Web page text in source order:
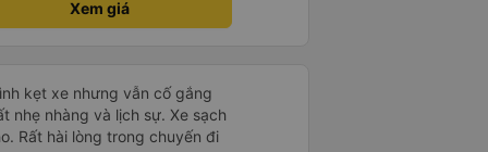
Xem giá
kẹt xe nhưng vẫn cố gắng
nhẹ nhàng và lịch sự. Xe sạch
Rất hài lòng trong chuyến đi